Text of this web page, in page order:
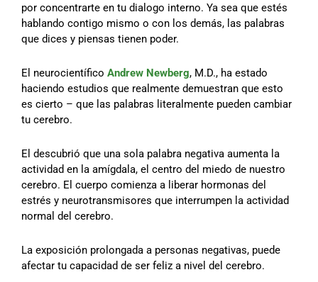
por concentrarte en tu dialogo interno. Ya sea que estés
hablando contigo mismo o con los demás, las palabras
que dices y piensas tienen poder.
El neurocientífico Andrew Newberg, M.D., ha estado
haciendo estudios que realmente demuestran que esto
es cierto – que las palabras literalmente pueden cambiar
tu cerebro.
El descubrió que una sola palabra negativa aumenta la
actividad en la amígdala, el centro del miedo de nuestro
cerebro. El cuerpo comienza a liberar hormonas del
estrés y neurotransmisores que interrumpen la actividad
normal del cerebro.
La exposición prolongada a personas negativas, puede
afectar tu capacidad de ser feliz a nivel del cerebro.